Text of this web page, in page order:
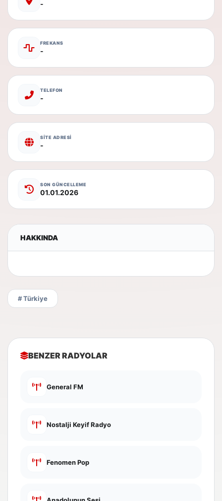
-
FREKANS
-
TELEFON
-
SİTE ADRESİ
-
SON GÜNCELLEME
01.01.2026
HAKKINDA
# Türkiye
BENZER RADYOLAR
General FM
Nostalji Keyif Radyo
Fenomen Pop